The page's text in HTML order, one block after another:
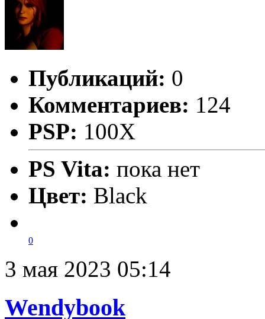
Публикаций: 0
Комментариев: 124
PSP: 100X
PS Vita: пока нет
Цвет: Black
0
3 мая 2023 05:14
Wendybook